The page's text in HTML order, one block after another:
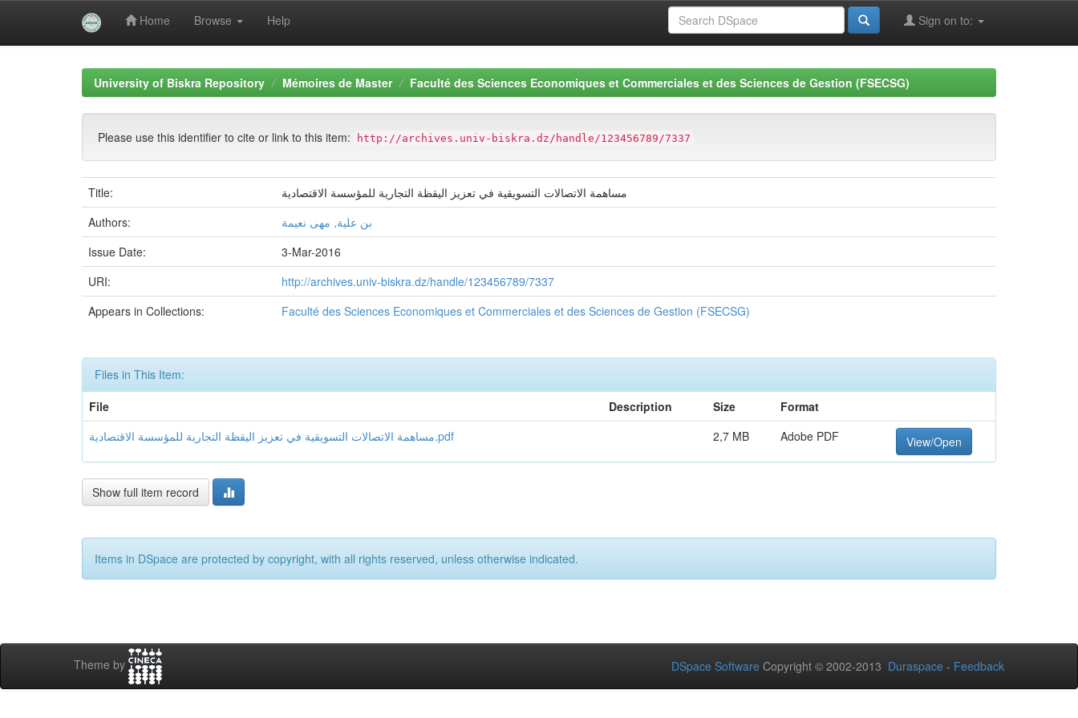
Home Browse Help Sign on to:
University of Biskra Repository Mémoires de Master Faculté des Sciences Economiques et Commerciales et des Sciences de Gestion (FSECSG)
Please use this identifier to cite or link to this item: http://archives.univ-biskra.dz/handle/123456789/7337
Title:
مساهمة الاتصالات التسويقية في تعزيز اليقظة التجارية للمؤسسة الاقتصادية
Authors:
بن علية, مهى نعيمة
Issue Date:
3-Mar-2016
URI:
http://archives.univ-biskra.dz/handle/123456789/7337
Appears in Collections:
Faculté des Sciences Economiques et Commerciales et des Sciences de Gestion (FSECSG)
Files in This Item:
File
Description Size
Format
مساهمة الاتصالات التسويقية في تعزيز اليقظة التجارية للمؤسسة الاقتصادية.pdf
2,7 MB Adobe PDF View/Open
Show full item record
Items in DSpace are protected by copyright, with all rights reserved, unless otherwise indicated.
Theme by DSpace Software Copyright © 2002-2013 Duraspace - Feedback